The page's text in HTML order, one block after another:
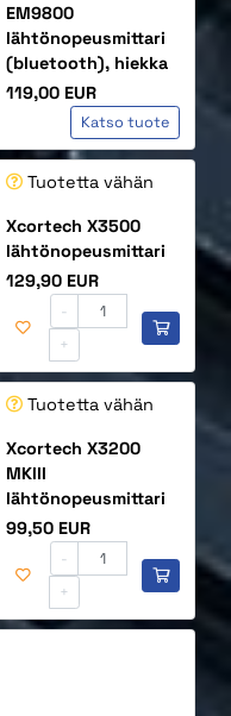
EM9800
lähtönopeusmittari
(bluetooth), hiekka
Hinta
119,00 EUR
Katso tuote
Tuotetta vähän
Xcortech X3500
lähtönopeusmittari
Hinta
129,90 EUR
-
+
Tuotetta vähän
Xcortech X3200
MKIII
lähtönopeusmittari
Hinta
99,50 EUR
-
+